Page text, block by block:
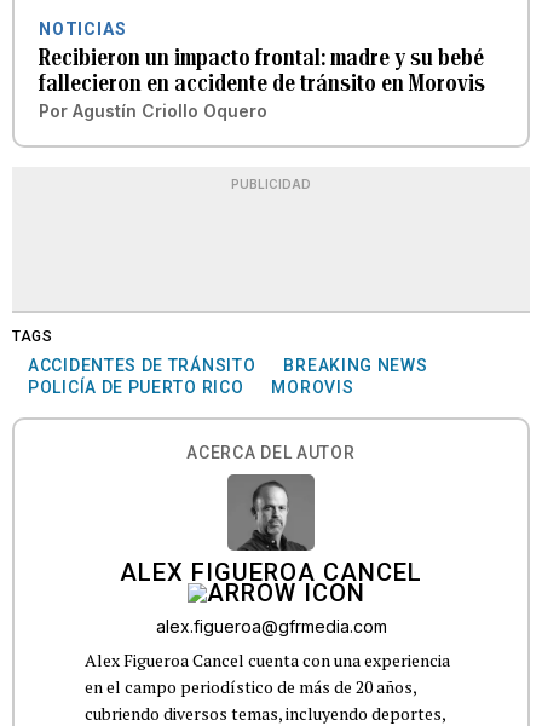
NOTICIAS
Recibieron un impacto frontal: madre y su bebé
fallecieron en accidente de tránsito en Morovis
Por Agustín Criollo Oquero
PUBLICIDAD
TAGS
ACCIDENTES DE TRÁNSITO
BREAKING NEWS
POLICÍA DE PUERTO RICO
MOROVIS
ACERCA DEL AUTOR
ALEX FIGUEROA CANCEL
alex.figueroa@gfrmedia.com
Alex Figueroa Cancel cuenta con una experiencia
en el campo periodístico de más de 20 años,
cubriendo diversos temas, incluyendo deportes,